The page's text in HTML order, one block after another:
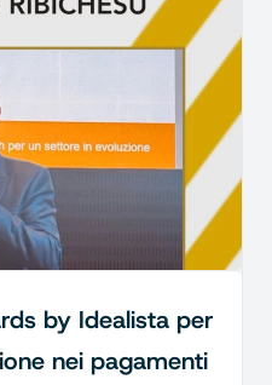
by Idealista per
nei pagamenti